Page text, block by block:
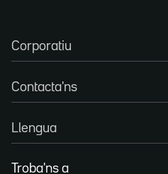
Corporatiu
Contacta'ns
Llengua
Troba'ns a